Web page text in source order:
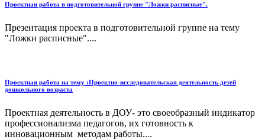
Проектная работа в подготовительной группе "Ложки расписные".
Презентация проекта в подготовительной группе на тему
"Ложки расписные"....
Проектная работа на тему :Проектно-исследовательская деятельность детей
дошкольного возраста
Проектная деятельность в ДОУ- это своеобразный индикатор
профессионализма педагогов, их готовность к
инновационным методам работы....